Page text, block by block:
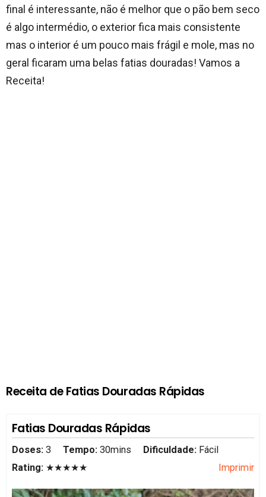
final é interessante, não é melhor que o pão bem seco
é algo intermédio, o exterior fica mais consistente
mas o interior é um pouco mais frágil e mole, mas no
geral ficaram uma belas fatias douradas! Vamos a
Receita!
Receita de Fatias Douradas Rápidas
Fatias Douradas Rápidas
Doses: 3 Tempo: 30mins Dificuldade: Fácil
Rating: ★★★★★ Imprimir